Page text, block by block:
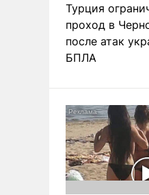
Турция
проход в
после атак
БПЛА